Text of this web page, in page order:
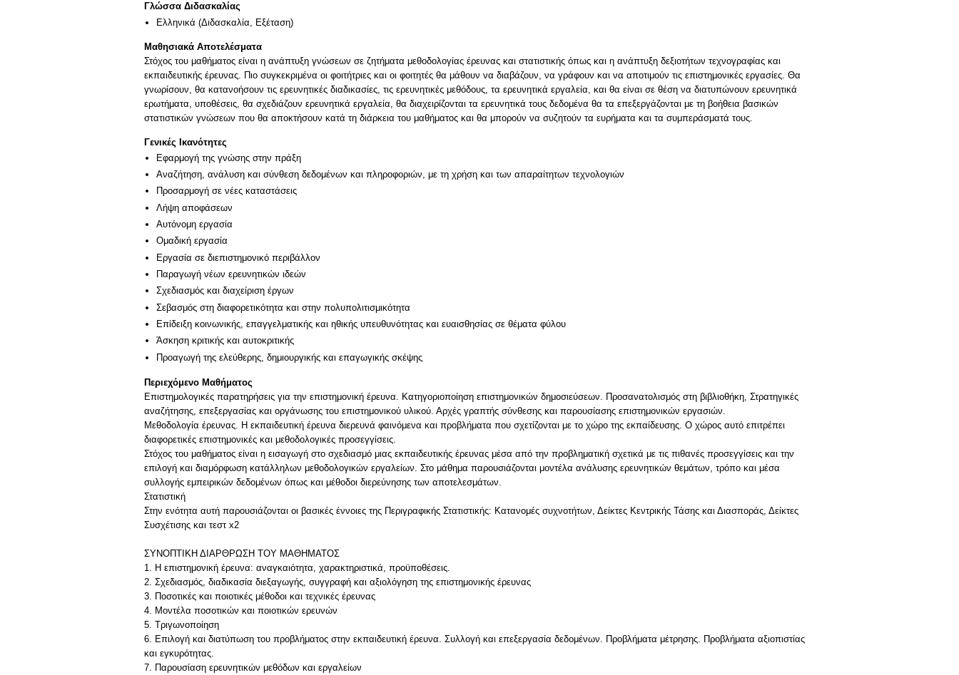
Γλώσσα Διδασκαλίας
Ελληνικά (Διδασκαλία, Εξέταση)
Μαθησιακά Αποτελέσματα
Στόχος του μαθήματος είναι η ανάπτυξη γνώσεων σε ζητήματα μεθοδολογίας έρευνας και στατιστικής όπως και η ανάπτυξη δεξιοτήτων τεχνογραφίας και
εκπαιδευτικής έρευνας. Πιο συγκεκριμένα οι φοιτήτριες και οι φοιτητές θα μάθουν να διαβάζουν, να γράφουν και να αποτιμούν τις επιστημονικές εργασίες. Θα
γνωρίσουν, θα κατανοήσουν τις ερευνητικές διαδικασίες, τις ερευνητικές μεθόδους, τα ερευνητικά εργαλεία, και θα είναι σε θέση να διατυπώνουν ερευνητικά
ερωτήματα, υποθέσεις, θα σχεδιάζουν ερευνητικά εργαλεία, θα διαχειρίζονται τα ερευνητικά τους δεδομένα θα τα επεξεργάζονται με τη βοήθεια βασικών
στατιστικών γνώσεων που θα αποκτήσουν κατά τη διάρκεια του μαθήματος και θα μπορούν να συζητούν τα ευρήματα και τα συμπεράσματά τους.
Γενικές Ικανότητες
Εφαρμογή της γνώσης στην πράξη
Αναζήτηση, ανάλυση και σύνθεση δεδομένων και πληροφοριών, με τη χρήση και των απαραίτητων τεχνολογιών
Προσαρμογή σε νέες καταστάσεις
Λήψη αποφάσεων
Αυτόνομη εργασία
Ομαδική εργασία
Εργασία σε διεπιστημονικό περιβάλλον
Παραγωγή νέων ερευνητικών ιδεών
Σχεδιασμός και διαχείριση έργων
Σεβασμός στη διαφορετικότητα και στην πολυπολιτισμικότητα
Επίδειξη κοινωνικής, επαγγελματικής και ηθικής υπευθυνότητας και ευαισθησίας σε θέματα φύλου
Άσκηση κριτικής και αυτοκριτικής
Προαγωγή της ελεύθερης, δημιουργικής και επαγωγικής σκέψης
Περιεχόμενο Μαθήματος
Επιστημολογικές παρατηρήσεις για την επιστημονική έρευνα. Κατηγοριοποίηση επιστημονικών δημοσιεύσεων. Προσανατολισμός στη βιβλιοθήκη, Στρατηγικές
αναζήτησης, επεξεργασίας και οργάνωσης του επιστημονικού υλικού. Αρχές γραπτής σύνθεσης και παρουσίασης επιστημονικών εργασιών.
Μεθοδολογία έρευνας. Η εκπαιδευτική έρευνα διερευνά φαινόμενα και προβλήματα που σχετίζονται με το χώρο της εκπαίδευσης. Ο χώρος αυτό επιτρέπει
διαφορετικές επιστημονικές και μεθοδολογικές προσεγγίσεις.
Στόχος του μαθήματος είναι η εισαγωγή στο σχεδιασμό μιας εκπαιδευτικής έρευνας μέσα από την προβληματική σχετικά με τις πιθανές προσεγγίσεις και την
επιλογή και διαμόρφωση κατάλληλων μεθοδολογικών εργαλείων. Στο μάθημα παρουσιάζονται μοντέλα ανάλυσης ερευνητικών θεμάτων, τρόπο και μέσα
συλλογής εμπειρικών δεδομένων όπως και μέθοδοι διερεύνησης των αποτελεσμάτων.
Στατιστική
Στην ενότητα αυτή παρουσιάζονται οι βασικές έννοιες της Περιγραφικής Στατιστικής: Κατανομές συχνοτήτων, Δείκτες Κεντρικής Τάσης και Διασποράς, Δείκτες
Συσχέτισης και τεστ x2
ΣΥΝΟΠΤΙΚΗ ΔΙΑΡΘΡΩΣΗ ΤΟΥ ΜΑΘΗΜΑΤΟΣ
1. Η επιστημονική έρευνα: αναγκαιότητα, χαρακτηριστικά, προϋποθέσεις.
2. Σχεδιασμός, διαδικασία διεξαγωγής, συγγραφή και αξιολόγηση της επιστημονικής έρευνας
3. Ποσοτικές και ποιοτικές μέθοδοι και τεχνικές έρευνας
4. Μοντέλα ποσοτικών και ποιοτικών ερευνών
5. Τριγωνοποίηση
6. Επιλογή και διατύπωση του προβλήματος στην εκπαιδευτική έρευνα. Συλλογή και επεξεργασία δεδομένων. Προβλήματα μέτρησης. Προβλήματα αξιοπιστίας
και εγκυρότητας.
7. Παρουσίαση ερευνητικών μεθόδων και εργαλείων